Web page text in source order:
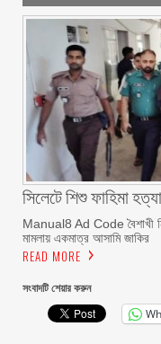
সিলেটে শিশু ফাহিমা
Manual8 Ad Code বৈশাখী
মামলায় একমাত্র আসামি জাকির
READ MORE
সংবাদটি শেয়ার করুন